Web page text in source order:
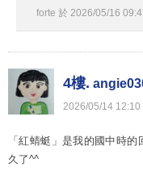
forte 於 2026/05/16 09:
4樓.
2026/05/14 12:10
「紅蜻蜓」是我的國中時
久了^^